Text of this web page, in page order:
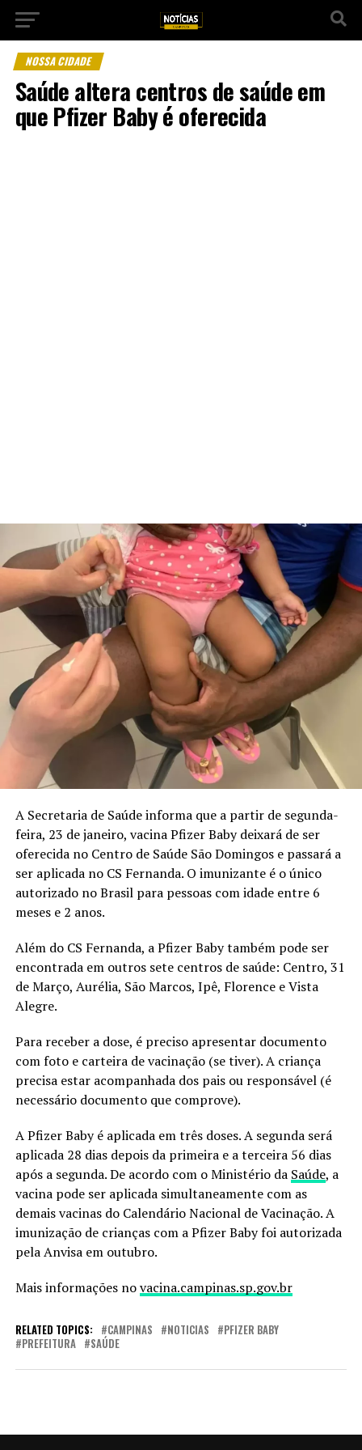
NOSSA CIDADE
Saúde altera centros de saúde em
que Pfizer Baby é oferecida
A Secretaria de Saúde informa que a partir de segunda-
feira, 23 de janeiro, vacina Pfizer Baby deixará de ser
oferecida no Centro de Saúde São Domingos e passará a
ser aplicada no CS Fernanda. O imunizante é o único
autorizado no Brasil para pessoas com idade entre 6
meses e 2 anos.
Além do CS Fernanda, a Pfizer Baby também pode ser
encontrada em outros sete centros de saúde: Centro, 31
de Março, Aurélia, São Marcos, Ipê, Florence e Vista
Alegre.
Para receber a dose, é preciso apresentar documento
com foto e carteira de vacinação (se tiver). A criança
precisa estar acompanhada dos pais ou responsável (é
necessário documento que comprove).
A Pfizer Baby é aplicada em três doses. A segunda será
aplicada 28 dias depois da primeira e a terceira 56 dias
após a segunda. De acordo com o Ministério da Saúde, a
vacina pode ser aplicada simultaneamente com as
demais vacinas do Calendário Nacional de Vacinação. A
imunização de crianças com a Pfizer Baby foi autorizada
pela Anvisa em outubro.
Mais informações novacina.campinas.sp.gov.br
RELATED TOPICS: CAMPINAS NOTICIAS
PFIZER BABY
PREFEITURA
SAÚDE